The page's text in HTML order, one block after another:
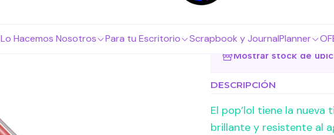
Lo Hacemos Nosotros Para tu Escritorio Scrapbook y JournalPlanner
Mostrar stock de
DESCRIPCIÓN
El pop’lol tiene la
brillante y resistente al